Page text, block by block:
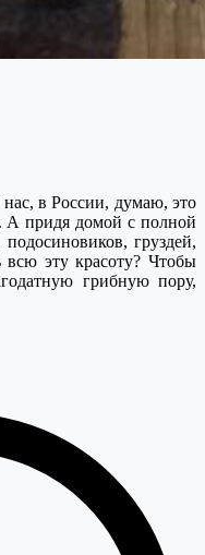
в России, думаю, это
А придя домой с полной
груздей,
всю эту красоту? Чтобы
грибную пору,